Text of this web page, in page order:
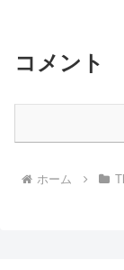
コメント
ホーム